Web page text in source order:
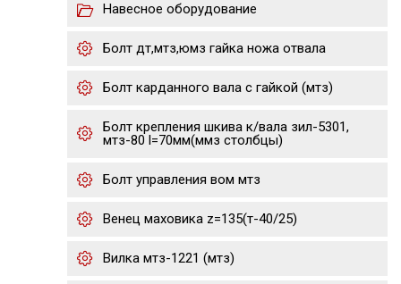
Навесное оборудование
Болт дт,мтз,юмз гайка ножа отвала
Болт карданного вала с гайкой (мтз)
Болт крепления шкива к/вала зил-5301,
мтз-80 l=70мм(ммз столбцы)
Болт управления вом мтз
Венец маховика z=135(т-40/25)
Вилка мтз-1221 (мтз)